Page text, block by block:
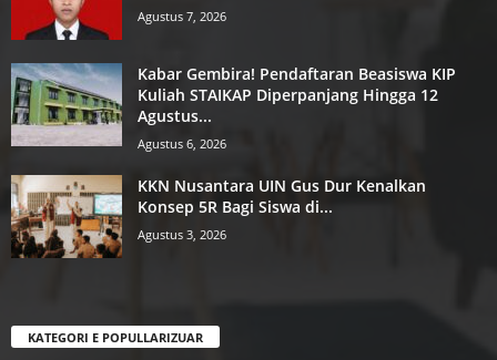
Agustus 7, 2026
Kabar Gembira! Pendaftaran Beasiswa KIP
Kuliah STAIKAP Diperpanjang Hingga 12
Agustus...
Agustus 6, 2026
KKN Nusantara UIN Gus Dur Kenalkan
Konsep 5R Bagi Siswa di...
Agustus 3, 2026
KATEGORI E POPULLARIZUAR